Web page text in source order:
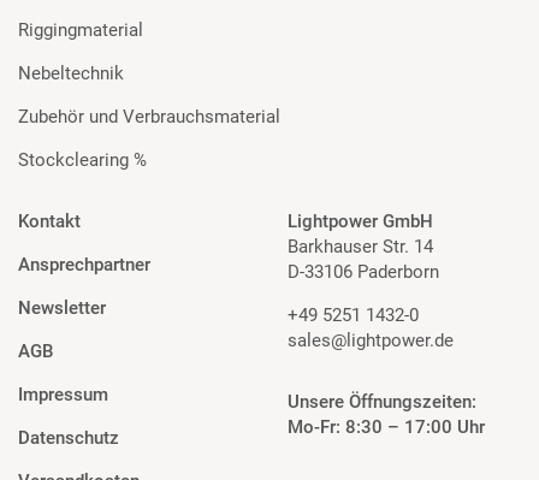
Riggingmaterial
Nebeltechnik
Zubehör und Verbrauchsmaterial
Stockclearing %
Kontakt
Ansprechpartner
Newsletter
AGB
Impressum
Datenschutz
Lightpower GmbH
Barkhauser Str. 14
D-33106 Paderborn
+49 5251 1432-0
sales@lightpower.de
Unsere Öffnungszeiten:
Mo-Fr: 8:30 – 17:00 Uhr